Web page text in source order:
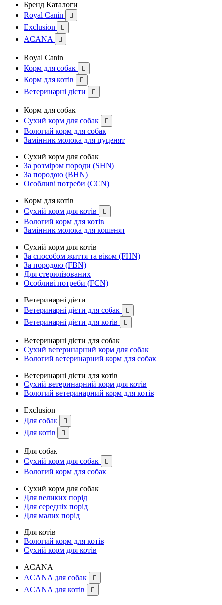
Бренд Каталоги
Royal Canin

Exclusion 
ACANA 
Royal Canin
Корм для собак

Корм для котів 
Ветеринарні дієти 
Корм для собак
Сухий корм для собак

Вологий корм для собак
Замінник молока для цуценят
Сухий корм для собак
За розміром породи (SHN)
За породою (BHN)
Особливі потреби (CCN)
Корм для котів
Сухий корм для котів

Вологий корм для котів
Замінник молока для кошенят
Сухий корм для котів
За способом життя та віком (FHN)
За породою (FBN)
Для стерилізованих
Особливі потреби (FCN)
Ветеринарні дієти
Ветеринарні дієти для собак

Ветеринарні дієти для котів 
Ветеринарні дієти для собак
Сухий ветеринарний корм для собак
Вологий ветеринарний корм для собак
Ветеринарні дієти для котів
Сухий ветеринарний корм для котів
Вологий ветеринарний корм для котів
Exclusion
Для собак

Для котів 
Для собак
Сухий корм для собак

Вологий корм для собак
Сухий корм для собак
Для великих порід
Для середніх порід
Для малих порід
Для котів
Вологий корм для котів
Сухий корм для котів
ACANA
ACANA для собак

ACANA для котів 